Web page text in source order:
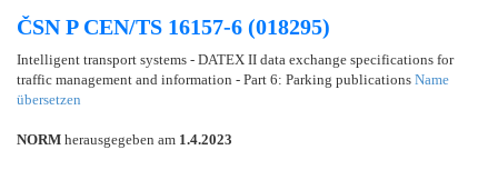
ČSN P CEN/TS 16157-6 (018295)
Intelligent transport systems - DATEX II data exchange specifications for
traffic management and information - Part 6: Parking publications Name
übersetzen
NORM herausgegeben am 1.4.2023